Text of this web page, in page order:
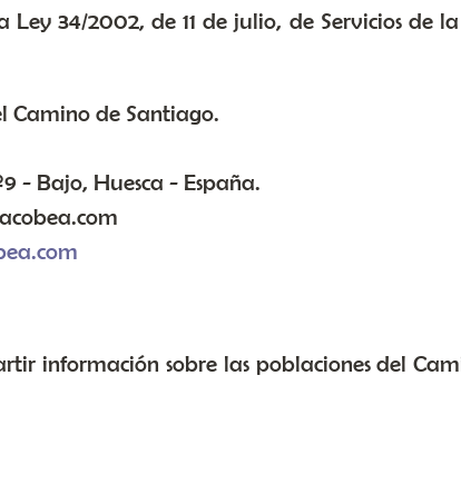
34/2002, de 11 de julio, de Servicios de
Camino de Santiago.
- Bajo, Huesca - España.
información sobre las poblaciones del